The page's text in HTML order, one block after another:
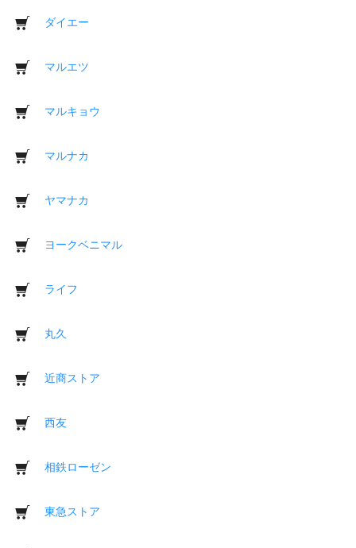
ダイエー
マルエツ
マルキョウ
マルナカ
ヤマナカ
ヨークベニマル
ライフ
丸久
近商ストア
西友
相鉄ローゼン
東急ストア